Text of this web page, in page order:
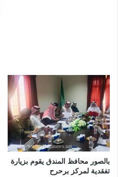
بالصور محافظ المندق يقوم بزيارة
تفقدية لمركز برحرح